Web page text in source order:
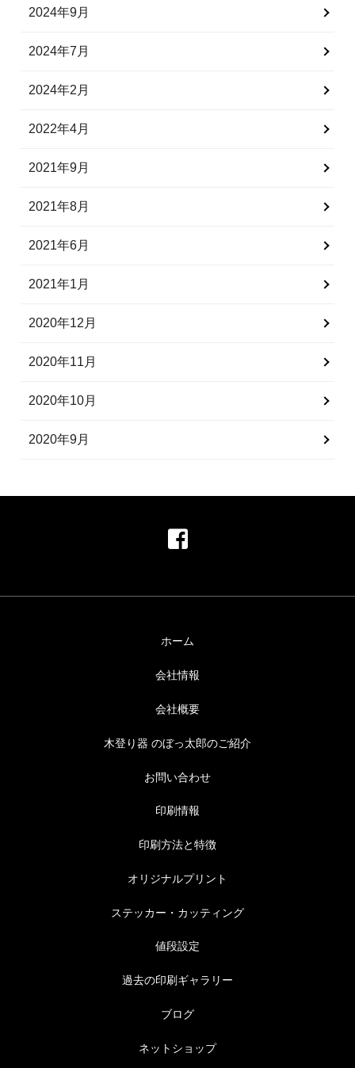
2024年9月
2024年7月
2024年2月
2022年4月
2021年9月
2021年8月
2021年6月
2021年1月
2020年12月
2020年11月
2020年10月
2020年9月
ホーム
会社情報
会社概要
木登り器 のぼっ太郎のご紹介
お問い合わせ
印刷情報
印刷方法と特徴
オリジナルプリント
ステッカー・カッティング
値段設定
過去の印刷ギャラリー
ブログ
ネットショップ